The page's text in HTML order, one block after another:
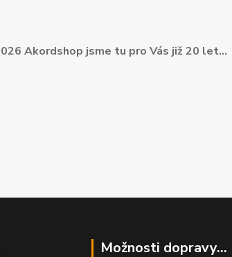
Akordshop jsme tu pro Vás již 20 let...
Možnosti dopravy...